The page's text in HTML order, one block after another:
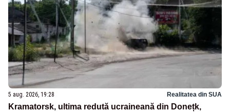
5 aug. 2026, 19:28 Realitatea din SUA
Kramatorsk, ultima redută ucraineană din Donețk,